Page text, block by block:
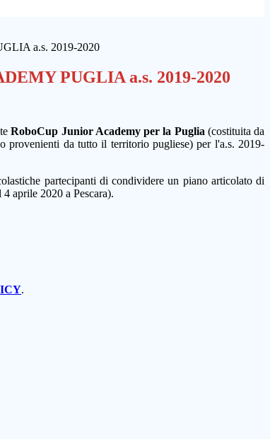
a.s. 2019-2020
PUGLIA a.s. 2019-2020
RoboCup Junior Academy per la Puglia (costituita da
provenienti da tutto il territorio pugliese) per l'a.s. 2019-
partecipanti di condividere un piano articolato di
aprile 2020 a Pescara).
.